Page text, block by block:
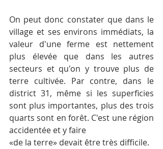
On peut donc constater que dans le
village et ses environs immédiats, la
valeur d'une ferme est nettement
plus élevée que dans les autres
secteurs et qu'on y trouve plus de
terre cultivée. Par contre, dans le
district 31, même si les superficies
sont plus importantes, plus des trois
quarts sont en forêt. C'est une région
accidentée et y faire
«de la terre» devait être très difficile.